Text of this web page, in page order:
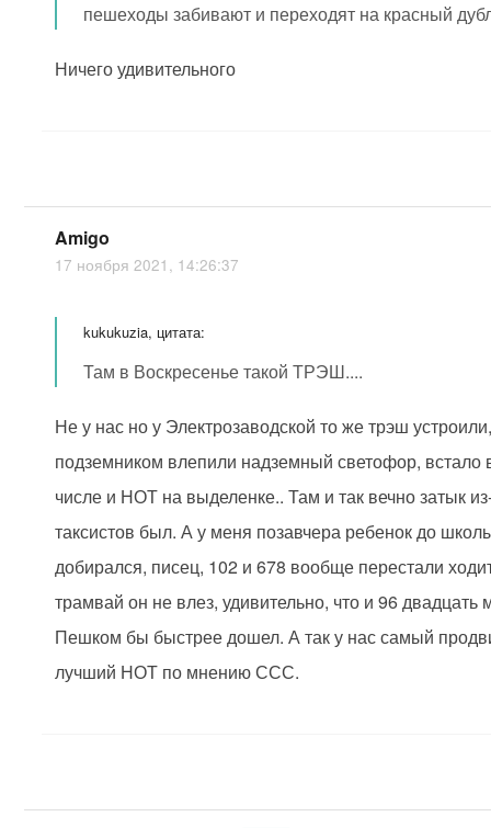
пешеходы забивают и переходят на красный
Ничего удивительного
Amigo
17 ноября 2021, 14:26:37
kukukuzia, цитата:
Там в Воскресенье такой ТРЭШ....
Не у нас но у Электрозаводской то же трэш
подземником влепили надземный светофор, встало
числе и НОТ на выделенке.. Там и так вечно затык
таксистов был. А у меня позавчера ребенок до
добирался, писец, 102 и 678 вообще перестали
трамвай он не влез, удивительно, что и 96 двадцать
Пешком бы быстрее дошел. А так у нас самый
лучший НОТ по мнению ССС.